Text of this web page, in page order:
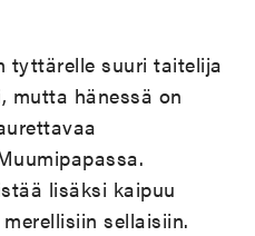
tyttärelle suuri taitelija
mutta hänessä on
lisäksi kaipuu
sellaisiin.